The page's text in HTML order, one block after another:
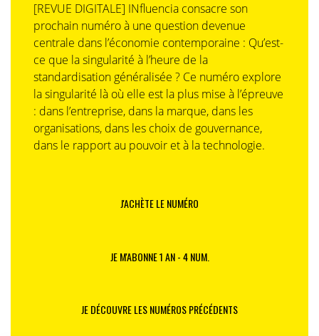
[REVUE DIGITALE] INfluencia consacre son
prochain numéro à une question devenue
centrale dans l’économie contemporaine : Qu’est-
ce que la singularité à l’heure de la
standardisation généralisée ? Ce numéro explore
la singularité là où elle est la plus mise à l’épreuve
: dans l’entreprise, dans la marque, dans les
organisations, dans les choix de gouvernance,
dans le rapport au pouvoir et à la technologie.
J'ACHÈTE LE NUMÉRO
JE M'ABONNE 1 AN - 4 NUM.
JE DÉCOUVRE LES NUMÉROS PRÉCÉDENTS